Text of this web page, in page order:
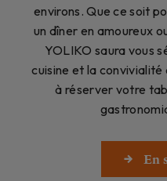
environs. Que ce soit
un dîner en amoureux
YOLIKO saura vous
cuisine et la
à réserver votre
En